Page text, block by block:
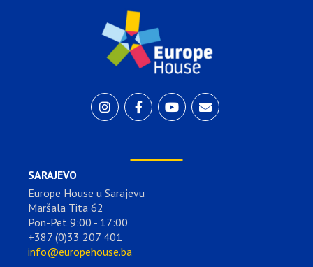
SARAJEVO
Europe House u Sarajevu
Maršala Tita 62
Pon-Pet 9:00 - 17:00
+387 (0)33 207 401
info@europehouse.ba